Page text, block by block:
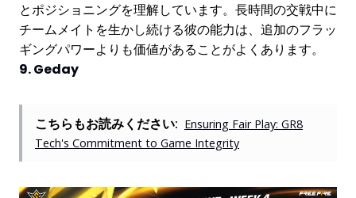
とポジショニングを理解しています。長時間の交戦中に
チームメイトを生かし続ける彼の能力は、追加のフラッ
ギングパワーよりも価値があることがよくあります。
9. Geday
こちらもお読みください: Ensuring Fair Play: GR8
Tech's Commitment to Game Integrity